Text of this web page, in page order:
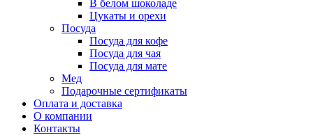
В белом шоколаде
Цукаты и орехи
Посуда
Посуда для кофе
Посуда для чая
Посуда для мате
Мед
Подарочные сертификаты
Оплата и доставка
О компании
Контакты